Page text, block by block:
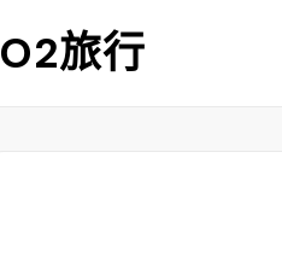
O2旅行